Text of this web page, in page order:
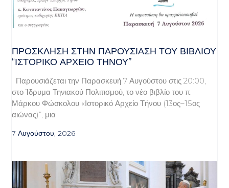
ΠΡΌΣΚΛΗΣΗ ΣΤΗΝ ΠΑΡΟΥΣΊΑΣΗ ΤΟΥ ΒΙΒΛΊΟΥ
“ΙΣΤΟΡΙΚΌ ΑΡΧΕΊΟ ΤΉΝΟΥ”
Παρουσιάζεται την Παρασκευή 7 Αυγούστου στις 20:00,
στο Ίδρυμα Τηνιακού Πολιτισμού, το νέο βιβλίο του π.
Μάρκου Φώσκολου «Ιστορικό Αρχείο Τήνου (13ος–15ος
αιώνας)”, μια
7 Αυγούστου, 2026